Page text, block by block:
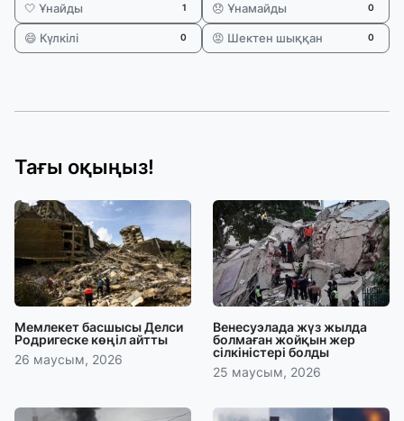
🤍 Ұнайды 1 😞 Ұнамайды 0
😄 Күлкілі 0 😡 Шектен шыққан 0
Тағы оқыңыз!
Мемлекет басшысы Делси
Родригеске көңіл айтты
26 маусым, 2026
Венесуэлада жүз жылда
болмаған жойқын жер
сілкіністері болды
25 маусым, 2026